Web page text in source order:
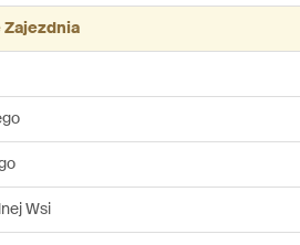
linii:
A4
Zajezdnia
Wsi